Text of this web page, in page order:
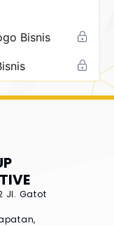
Bisnis
Jl. Gatot